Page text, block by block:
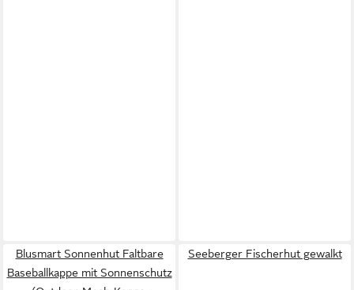
Blusmart Sonnenhut Faltbare
Baseballkappe mit Sonnenschutz
Seeberger Fischerhut gewalkt